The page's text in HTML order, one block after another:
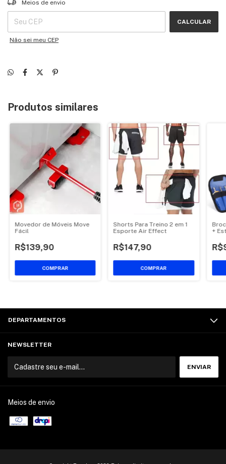
Meios de envio
CALCULAR
Não sei meu CEP
Produtos similares
Movedor de Móveis Move
Fácil
R$139,90
COMPRAR
Shorts Para Treino 2 em 1
Esporte Air Effect
R$147,90
COMPRAR
+
DEPARTAMENTOS
NEWSLETTER
Meios de envio